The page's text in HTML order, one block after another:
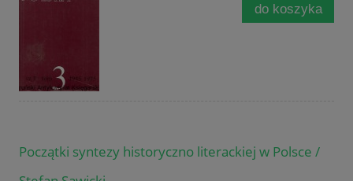
do koszyka
Początki syntezy historyczno literackiej w Polsce /